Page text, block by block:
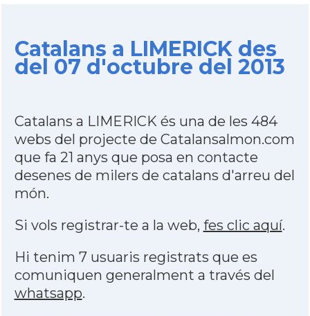
Catalans a LIMERICK des
del 07 d'octubre del 2013
Catalans a LIMERICK és una de les 484
webs del projecte de Catalansalmon.com
que fa 21 anys que posa en contacte
desenes de milers de catalans d'arreu del
món.
Si vols registrar-te a la web, fes clic aquí.
Hi tenim 7 usuaris registrats que es
comuniquen generalment a través del
whatsapp.